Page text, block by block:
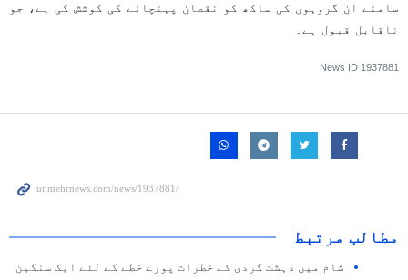
سامنے ان گروہوں کی ساکھ کو نقصان پہنچانے کی کوشش کی ہے، جو
ناقابل قبول ہے۔
News ID 1937881
مطالب مرتبط
شام میں دہشت گردی کے خطرات پورے خطے کے لئے ایک سنگین